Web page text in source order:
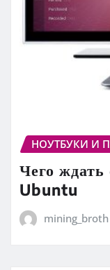
НОУТБУКИ И
Чего
Ubuntu
mining_broth